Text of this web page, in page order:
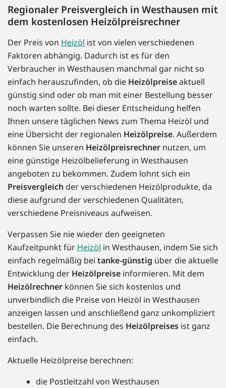
Regionaler Preisvergleich in Westhausen mit
dem kostenlosen Heizölpreisrechner
Der Preis von Heizöl ist von vielen verschiedenen
Faktoren abhängig. Dadurch ist es für den
Verbraucher in Westhausen manchmal gar nicht so
einfach herauszufinden, ob die Heizölpreiseaktuell
günstig sind oder ob man mit einer Bestellung besser
noch warten sollte. Bei dieser Entscheidung helfen
Ihnen unsere täglichen News zum Thema Heizöl und
eine Übersicht der regionalen Heizölpreise. Außerdem
können Sie unseren Heizölpreisrechner nutzen, um
eine günstige Heizölbelieferung in Westhausen
angeboten zu bekommen. Zudem lohnt sich ein
Preisvergleich der verschiedenen Heizölprodukte, da
diese aufgrund der verschiedenen Qualitäten,
verschiedene Preisniveaus aufweisen.
Verpassen Sie nie wieder den geeigneten
Kaufzeitpunkt für Heizöl in Westhausen, indem Sie sich
einfach regelmäßig bei tanke-günstig über die aktuelle
Entwicklung der Heizölpreise informieren. Mit dem
Heizölrechner können Sie sich kostenlos und
unverbindlich die Preise von Heizöl in Westhausen
anzeigen lassen und anschließend ganz unkompliziert
bestellen. Die Berechnung des Heizölpreises ist ganz
einfach.
Aktuelle Heizölpreise berechnen:
die Postleitzahl von Westhausen